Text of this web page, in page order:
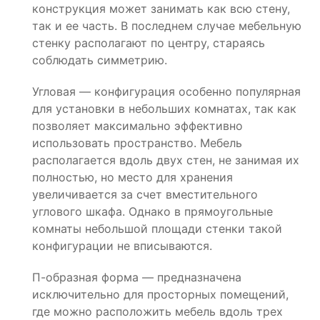
конструкция может занимать как всю стену,
так и ее часть. В последнем случае мебельную
стенку располагают по центру, стараясь
соблюдать симметрию.
Угловая — конфигурация особенно популярная
для установки в небольших комнатах, так как
позволяет максимально эффективно
использовать пространство. Мебель
располагается вдоль двух стен, не занимая их
полностью, но место для хранения
увеличивается за счет вместительного
углового шкафа. Однако в прямоугольные
комнаты небольшой площади стенки такой
конфигурации не вписываются.
П-образная форма — предназначена
исключительно для просторных помещений,
где можно расположить мебель вдоль трех